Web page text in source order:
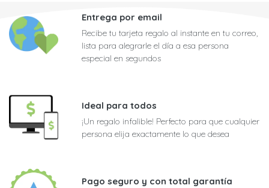
Entrega por email
Recibe tu tarjeta regalo al instante en tu correo,
lista para alegrarle el día a esa persona
especial en segundos
Ideal para todos
¡Un regalo infalible! Perfecto para que cualquier
persona elija exactamente lo que desea
Pago seguro y con total garantía